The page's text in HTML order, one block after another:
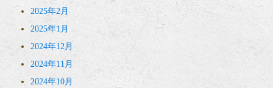
2025年2月
2025年1月
2024年12月
2024年11月
2024年10月